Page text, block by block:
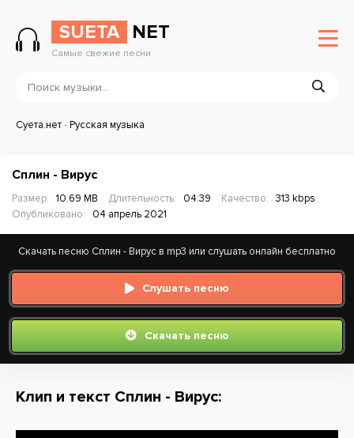
SUETA NET
Самые свежие песни
Суета.нет-Русская музыка
Сплин - Вирус
Размер: 10.69 MB Длительность: 04:39 Качество:
313 kbps
Опубликовано:
04 апрель 2021
Скачать песню Сплин - Вирус в mp3 или слушать онлайн бесплатно
Слушать песню
Скачать песню
Клип и текст Сплин - Вирус: